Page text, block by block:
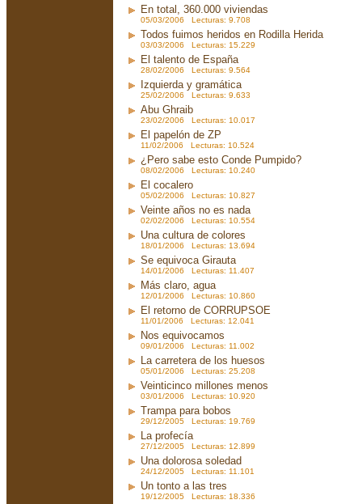
En total, 360.000 viviendas
05/03/2006 Lecturas: 9.708
Todos fuimos heridos en Rodilla Herida
03/03/2006 Lecturas: 15.229
El talento de España
28/02/2006 Lecturas: 9.564
Izquierda y gramática
25/02/2006 Lecturas: 9.633
Abu Ghraib
23/02/2006 Lecturas: 10.017
El papelón de ZP
11/02/2006 Lecturas: 10.524
¿Pero sabe esto Conde Pumpido?
08/02/2006 Lecturas: 10.240
El cocalero
05/02/2006 Lecturas: 10.827
Veinte años no es nada
02/02/2006 Lecturas: 10.554
Una cultura de colores
18/01/2006 Lecturas: 13.694
Se equivoca Girauta
14/01/2006 Lecturas: 11.407
Más claro, agua
12/01/2006 Lecturas: 10.860
El retorno de CORRUPSOE
11/01/2006 Lecturas: 12.041
Nos equivocamos
09/01/2006 Lecturas: 11.002
La carretera de los huesos
05/01/2006 Lecturas: 25.208
Veinticinco millones menos
03/01/2006 Lecturas: 10.920
Trampa para bobos
29/12/2005 Lecturas: 19.769
La profecía
27/12/2005 Lecturas: 12.899
Una dolorosa soledad
24/12/2005 Lecturas: 11.101
Un tonto a las tres
19/12/2005 Lecturas: 18.336